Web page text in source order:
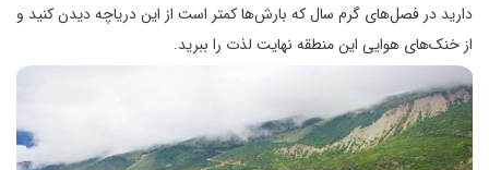
دارید در فصل‌های گرم سال که بارش‌ها کمتر است از این دریاچه دیدن کنید و
از خنک‌های هوایی این منطقه نهایت لذت را ببرید.